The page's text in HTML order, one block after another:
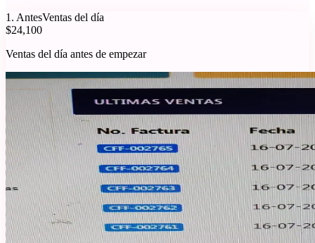
1 . AntesVentas del día
$24,100
Ventas del día antes de empezar